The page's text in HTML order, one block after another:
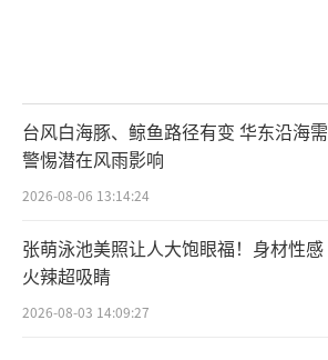
台风白海豚、鲸鱼路径有变 华东沿海需
警惕潜在风雨影响
2026-08-06 13:14:24
张萌泳池美照让人大饱眼福！身材性感
火辣超吸睛
2026-08-03 14:09:27